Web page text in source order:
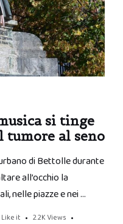
si tinge
tumore al seno
di Bettolle durante
all’occhio la
nelle piazze e nei …
Like it 2.2K Views